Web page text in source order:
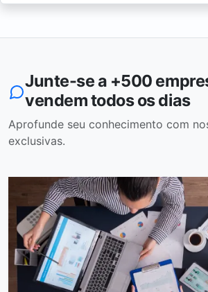
Junte-se a +500
vendem todos os dias
Aprofunde seu conhecimento com
exclusivas.